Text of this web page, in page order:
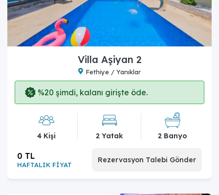
Villa Aşiyan 2
Fethiye / Yanıklar
%20 şimdi, kalanı girişte öde.
4 Kişi 2 Yatak 2 Banyo
HAFTALIK FİYAT
0 TL Rezervasyon Talebi Gönder